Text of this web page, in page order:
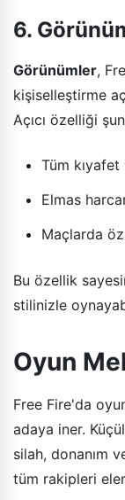
6.
Görünümler,
kişiselleştirme
Açıcı özelliği
Tüm
Elmas
Maçlarda
Bu özellik
stilinizle
Oyun
Free Fire'da
adaya iner.
silah, donanım
tüm rakipleri